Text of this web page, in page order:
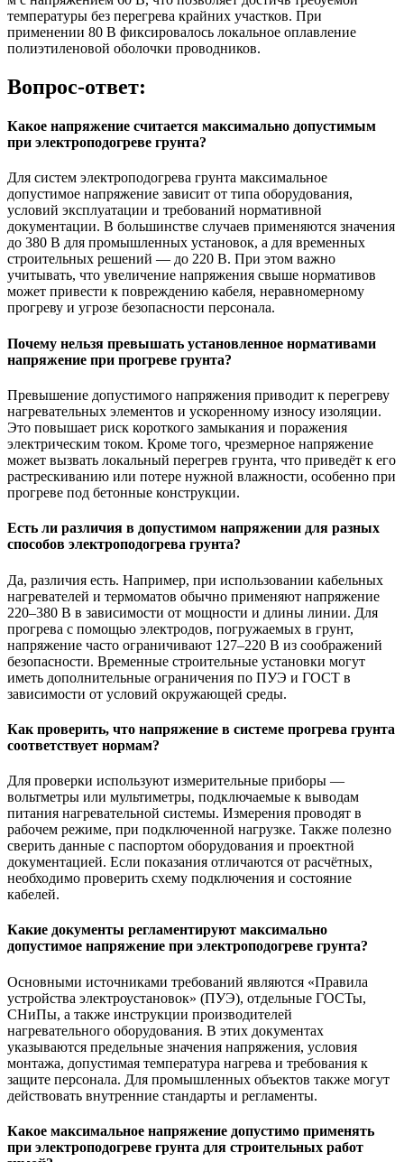
температуры без перегрева крайних участков. При
применении 80 В фиксировалось локальное оплавление
полиэтиленовой оболочки проводников.
Вопрос-ответ:
Какое напряжение считается максимально допустимым
при электроподогреве грунта?
Для систем электроподогрева грунта максимальное
допустимое напряжение зависит от типа оборудования,
условий эксплуатации и требований нормативной
документации. В большинстве случаев применяются значения
до 380 В для промышленных установок, а для временных
строительных решений — до 220 В. При этом важно
учитывать, что увеличение напряжения свыше нормативов
может привести к повреждению кабеля, неравномерному
прогреву и угрозе безопасности персонала.
Почему нельзя превышать установленное нормативами
напряжение при прогреве грунта?
Превышение допустимого напряжения приводит к перегреву
нагревательных элементов и ускоренному износу изоляции.
Это повышает риск короткого замыкания и поражения
электрическим током. Кроме того, чрезмерное напряжение
может вызвать локальный перегрев грунта, что приведёт к его
растрескиванию или потере нужной влажности, особенно при
прогреве под бетонные конструкции.
Есть ли различия в допустимом напряжении для разных
способов электроподогрева грунта?
Да, различия есть. Например, при использовании кабельных
нагревателей и термоматов обычно применяют напряжение
220–380 В в зависимости от мощности и длины линии. Для
прогрева с помощью электродов, погружаемых в грунт,
напряжение часто ограничивают 127–220 В из соображений
безопасности. Временные строительные установки могут
иметь дополнительные ограничения по ПУЭ и ГОСТ в
зависимости от условий окружающей среды.
Как проверить, что напряжение в системе прогрева грунта
соответствует нормам?
Для проверки используют измерительные приборы —
вольтметры или мультиметры, подключаемые к выводам
питания нагревательной системы. Измерения проводят в
рабочем режиме, при подключенной нагрузке. Также полезно
сверить данные с паспортом оборудования и проектной
документацией. Если показания отличаются от расчётных,
необходимо проверить схему подключения и состояние
кабелей.
Какие документы регламентируют максимально
допустимое напряжение при электроподогреве грунта?
Основными источниками требований являются «Правила
устройства электроустановок» (ПУЭ), отдельные ГОСТы,
СНиПы, а также инструкции производителей
нагревательного оборудования. В этих документах
указываются предельные значения напряжения, условия
монтажа, допустимая температура нагрева и требования к
защите персонала. Для промышленных объектов также могут
действовать внутренние стандарты и регламенты.
Какое максимальное напряжение допустимо применять
при электроподогреве грунта для строительных работ